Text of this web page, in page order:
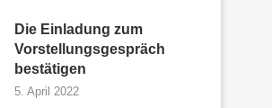
Die Einladung zum
Vorstellungsgespräch
bestätigen
5. April 2022